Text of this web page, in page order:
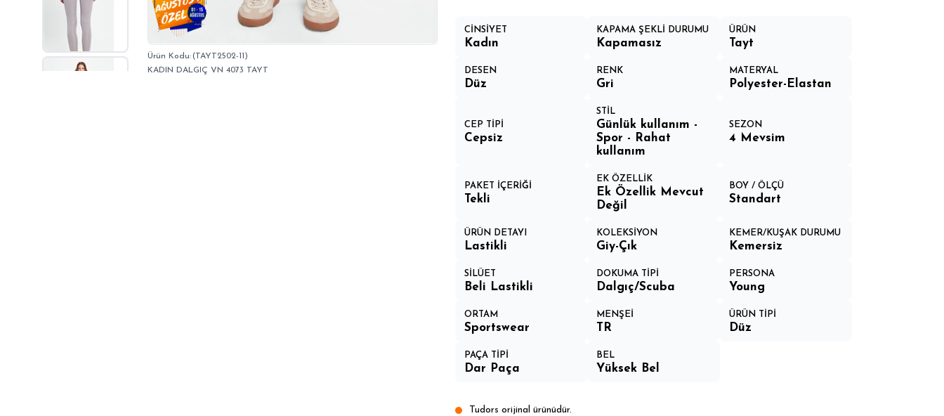
(TAYT2502-11)
KADIN DALGIÇ VN 4073 TAYT
CİNSİYET
Kadın
KAPAMA ŞEKLİ DURUMU
Kapamasız
ÜRÜN
Tayt
DESEN
Düz
RENK
Gri
MATERYAL
Polyester-Elastan
CEP TİPİ
Cepsiz
STİL
Günlük kullanım -
Spor - Rahat
kullanım
SEZON
4 Mevsim
PAKET İÇERİĞİ
Tekli
EK ÖZELLİK
Ek Özellik Mevcut
Değil
BOY / ÖLÇÜ
Standart
ÜRÜN DETAYI
Lastikli
KOLEKSİYON
Giy-Çık
KEMER/KUŞAK DURUMU
Kemersiz
SİLÜET
Beli Lastikli
DOKUMA TİPİ
Dalgıç/Scuba
PERSONA
Young
ORTAM
Sportswear
MENŞEİ
TR
ÜRÜN TİPİ
Düz
PAÇA TİPİ
Dar Paça
BEL
Yüksek Bel
Tudors orijinal ürünüdür.